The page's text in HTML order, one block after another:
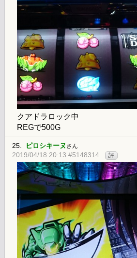
クアドラロック中
REGで500G
25. ピロシキーヌ さん
2019/04/18 20:13 #5148314 評